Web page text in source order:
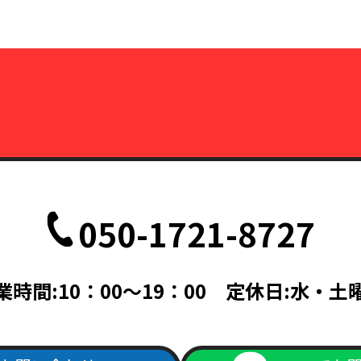
050-1721-8727
時間:10：00～19：00 定休日:水・土